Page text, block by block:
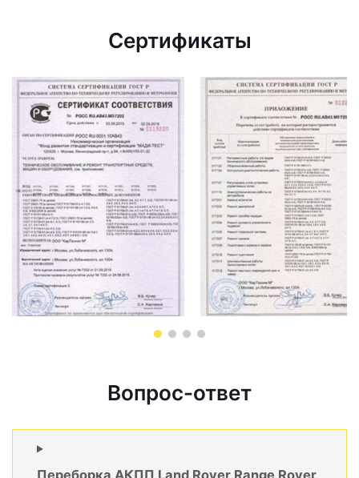
Сертификаты
Вопрос-ответ
Переборка АКПП Land Rover Range Rover